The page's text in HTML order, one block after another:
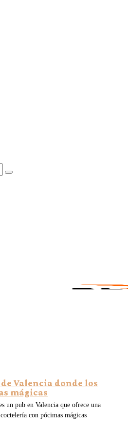
Valencia donde los
mágicas
un pub en Valencia que ofrece una
con pócimas mágicas